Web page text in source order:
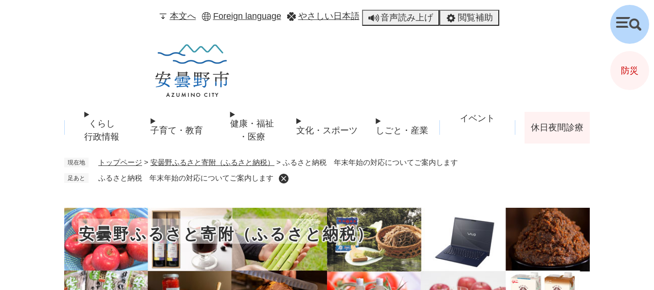
本文へ Foreign language やさしい日本語 音声読み上げ 閲覧補助
くらし
行政情報
子育て・教育
健康・福祉
・医療
文化・スポーツ しごと・産業
イベント
休日夜間診療
現在地 トップページ > 安曇野ふるさと寄附（ふるさと納税） > ふるさと納税 年末年始の対応についてご案内します
足あと ふるさと納税 年末年始の対応についてご案内します
安曇野ふるさと寄附（ふるさと納税）
検
索
防災